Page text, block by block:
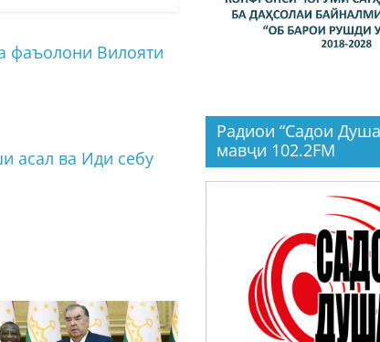
фаъолони Вилояти
асал ва Иди себу
Радиои “Садои
мавҷи 102.2FM